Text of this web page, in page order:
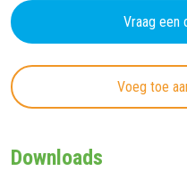
Vraag een
Voeg toe
Downloads